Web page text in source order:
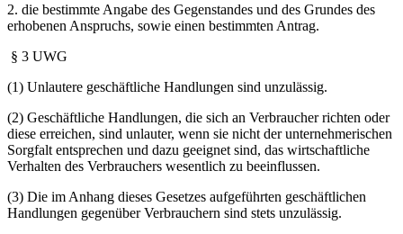
2. die bestimmte Angabe des Gegenstandes und des Grundes des
erhobenen Anspruchs, sowie einen bestimmten Antrag.
§ 3 UWG
(1) Unlautere geschäftliche Handlungen sind unzulässig.
(2) Geschäftliche Handlungen, die sich an Verbraucher richten oder
diese erreichen, sind unlauter, wenn sie nicht der unternehmerischen
Sorgfalt entsprechen und dazu geeignet sind, das wirtschaftliche
Verhalten des Verbrauchers wesentlich zu beeinflussen.
(3) Die im Anhang dieses Gesetzes aufgeführten geschäftlichen
Handlungen gegenüber Verbrauchern sind stets unzulässig.